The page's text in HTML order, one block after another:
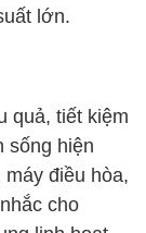
lớn.
quả, tiết kiệm
sống hiện
điều hòa,
cho